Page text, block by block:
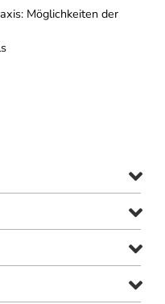
Möglichkeiten der